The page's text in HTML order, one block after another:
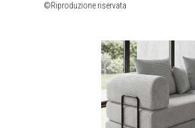
©Riproduzione riservata